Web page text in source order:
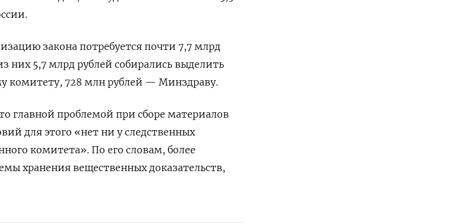
закона потребуется почти 7,7 млрд
них 5,7 млрд рублей собирались выделить
комитету, 728 млн рублей — Минздраву.
главной проблемой при сборе материалов
для этого «нет ни у следственных
комитета». По его словам, более
хранения вещественных доказательств,